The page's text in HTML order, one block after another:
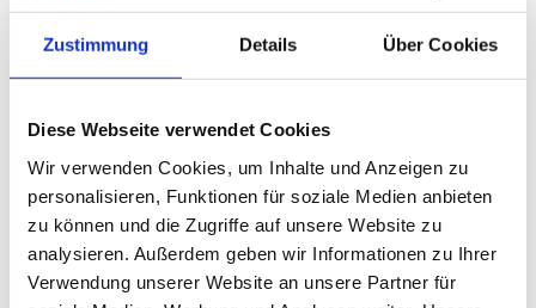
Zustimmung Details Über Cookies
Diese Webseite verwendet Cookies
Wir verwenden Cookies, um Inhalte und Anzeigen zu
personalisieren, Funktionen für soziale Medien anbieten
zu können und die Zugriffe auf unsere Website zu
analysieren. Außerdem geben wir Informationen zu Ihrer
Verwendung unserer Website an unsere Partner für
Künstliche Intelligenz
KI: Definition und Geschichte
KI und Smart Factory
KI bei MPDV: AIMES
Zukunftskonzept MES 4.0
Smart Factory Hive